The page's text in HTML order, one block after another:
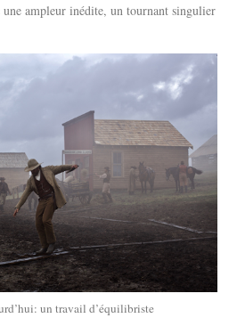
ampleur inédite, un tournant singulier
un travail d’équilibriste